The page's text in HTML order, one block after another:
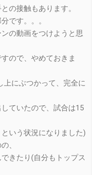
の接触もあります。
です。。。
の動画をつけようと思
ので、やめておきま
上にぶつかって、完全に
ていたので、試合は15
いう状況になりました)
、
きたり(自分もトップス